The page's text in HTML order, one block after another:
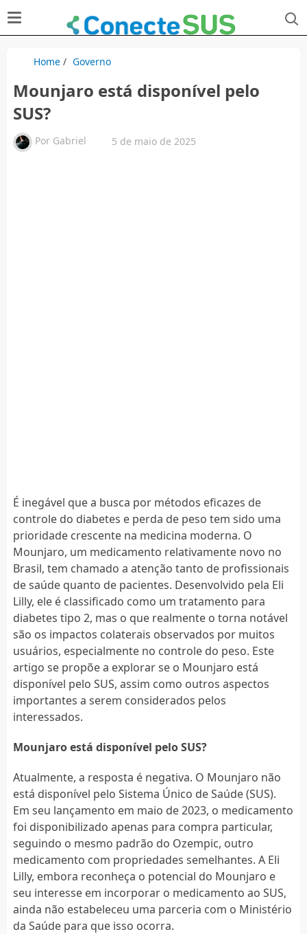
Home/ Governo
Mounjaro está disponível pelo
SUS?
Por Gabriel 5 de maio de 2025
É inegável que a busca por métodos eficazes de
controle do diabetes e perda de peso tem sido uma
prioridade crescente na medicina moderna. O
Mounjaro, um medicamento relativamente novo no
Brasil, tem chamado a atenção tanto de profissionais
de saúde quanto de pacientes. Desenvolvido pela Eli
Lilly, ele é classificado como um tratamento para
diabetes tipo 2, mas o que realmente o torna notável
são os impactos colaterais observados por muitos
usuários, especialmente no controle do peso. Este
artigo se propõe a explorar se o Mounjaro está
disponível pelo SUS, assim como outros aspectos
importantes a serem considerados pelos
interessados.
Mounjaro está disponível pelo SUS?
Atualmente, a resposta é negativa. O Mounjaro não
está disponível pelo Sistema Único de Saúde (SUS).
Em seu lançamento em maio de 2023, o medicamento
foi disponibilizado apenas para compra particular,
seguindo o mesmo padrão do Ozempic, outro
medicamento com propriedades semelhantes. A Eli
Lilly, embora reconheça o potencial do Mounjaro e
seu interesse em incorporar o medicamento ao SUS,
ainda não estabeleceu uma parceria com o Ministério
da Saúde para que isso ocorra.